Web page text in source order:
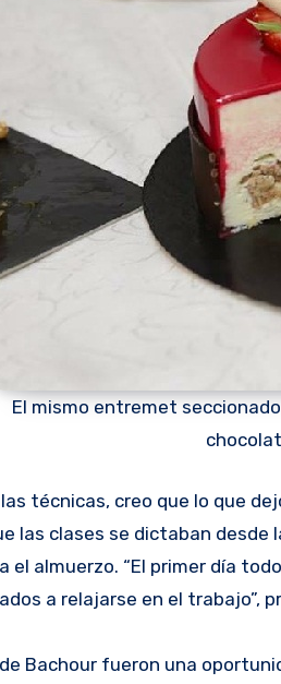
El mismo entremet
técnicas, creo que lo que
las clases se dictaban desde
el almuerzo. “El primer día
a relajarse en el trabajo”,
Bachour fueron una